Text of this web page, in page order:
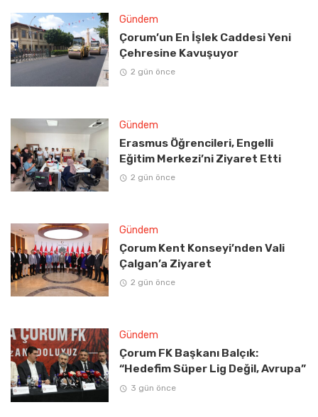
Gündem
Çorum’un En İşlek Caddesi Yeni
Çehresine Kavuşuyor
2 gün önce
Gündem
Erasmus Öğrencileri, Engelli
Eğitim Merkezi’ni Ziyaret Etti
2 gün önce
Gündem
Çorum Kent Konseyi’nden Vali
Çalgan’a Ziyaret
2 gün önce
Gündem
Çorum FK Başkanı Balçık:
“Hedefim Süper Lig Değil, Avrupa”
3 gün önce